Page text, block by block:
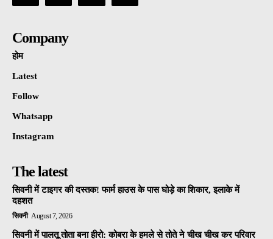
Company
होम
Latest
Follow
Whatsapp
Instagram
The latest
सिवनी में टाइगर की दस्तक! फार्म हाउस के पास घोड़े का शिकार, इलाके में
दहशत
सिवनी August 7, 2026
सिवनी में पालतू तोता बना हीरो: कोबरा के हमले से तोते ने चीख चीख कर परिवार